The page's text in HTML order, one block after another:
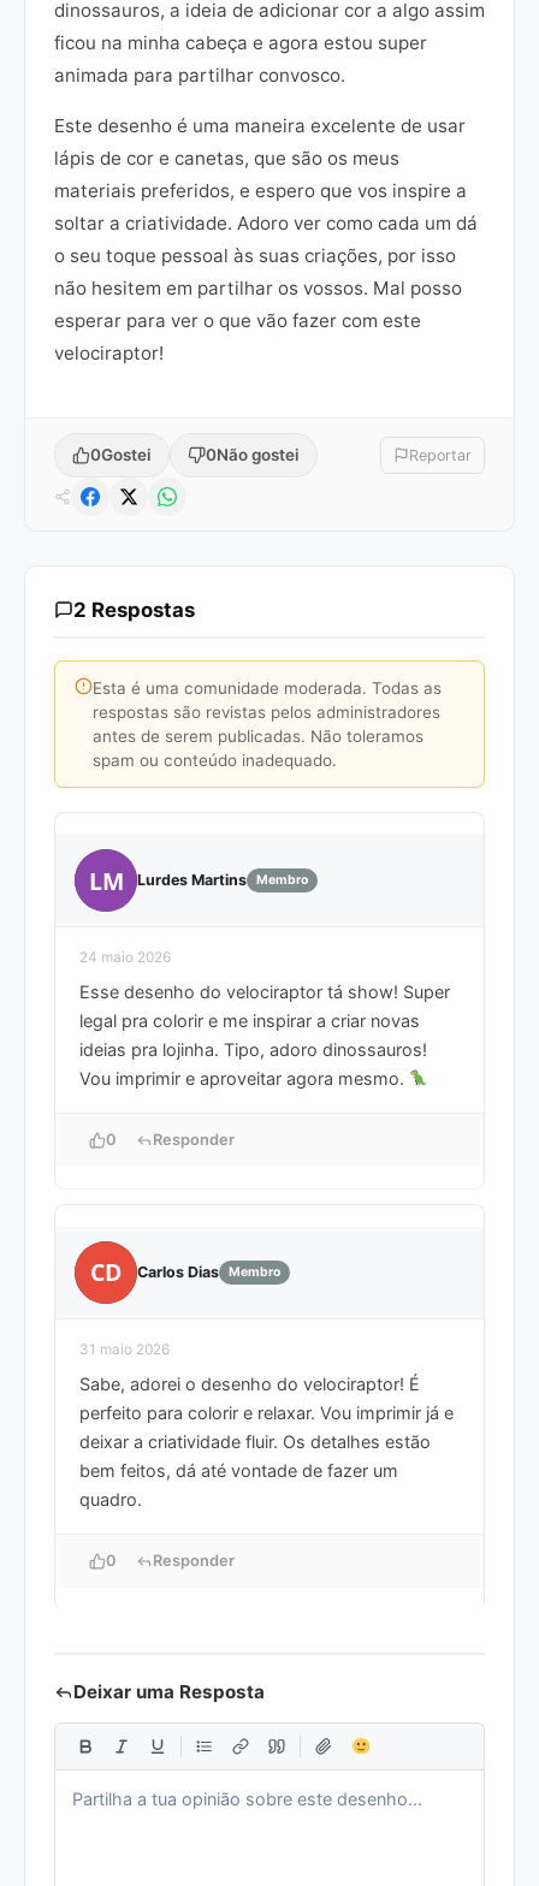
dinossauros, a ideia de adicionar cor a algo assim
ficou na minha cabeça e agora estou super
animada para partilhar convosco.
Este desenho é uma maneira excelente de usar
lápis de cor e canetas, que são os meus
materiais preferidos, e espero que vos inspire a
soltar a criatividade. Adoro ver como cada um dá
o seu toque pessoal às suas criações, por isso
não hesitem em partilhar os vossos. Mal posso
esperar para ver o que vão fazer com este
velociraptor!
0Gostei 0Não gostei Reportar
2 Respostas
Esta é uma comunidade moderada. Todas as
respostas são revistas pelos administradores
antes de serem publicadas. Não toleramos
spam ou conteúdo inadequado.
LM Lurdes Martins Membro
24 maio 2026
Esse desenho do velociraptor tá show! Super
legal pra colorir e me inspirar a criar novas
ideias pra lojinha. Tipo, adoro dinossauros!
Vou imprimir e aproveitar agora mesmo.
0 Responder
CD Carlos Dias Membro
31 maio 2026
Sabe, adorei o desenho do velociraptor! É
perfeito para colorir e relaxar. Vou imprimir já e
deixar a criatividade fluir. Os detalhes estão
bem feitos, dá até vontade de fazer um
quadro.
0 Responder
Deixar uma Resposta